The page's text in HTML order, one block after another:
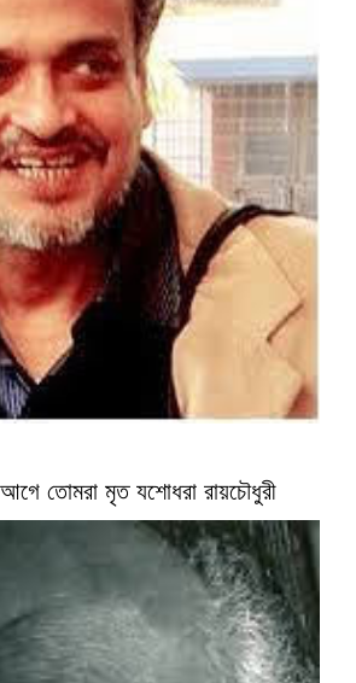
তোমরা মৃত যশোধরা রায়চৌধুরী